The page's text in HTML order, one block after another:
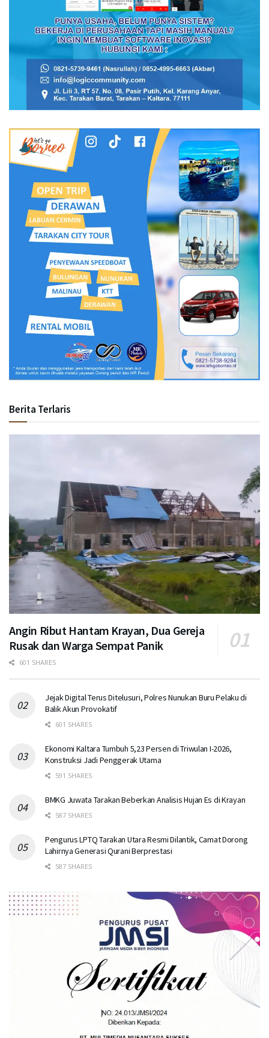
Berita Terlaris
Angin Ribut Hantam Krayan, Dua Gereja
Rusak dan Warga Sempat Panik
601 SHARES
Jejak Digital Terus Ditelusuri, Polres Nunukan Buru Pelaku di
Balik Akun Provokatif
601 SHARES
Ekonomi Kaltara Tumbuh 5,23 Persen di Triwulan I-2026,
Konstruksi Jadi Penggerak Utama
591 SHARES
BMKG Juwata Tarakan Beberkan Analisis Hujan Es di Krayan
587 SHARES
Pengurus LPTQ Tarakan Utara Resmi Dilantik, Camat Dorong
Lahirnya Generasi Qurani Berprestasi
587 SHARES